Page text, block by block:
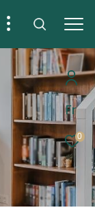
Fr
0